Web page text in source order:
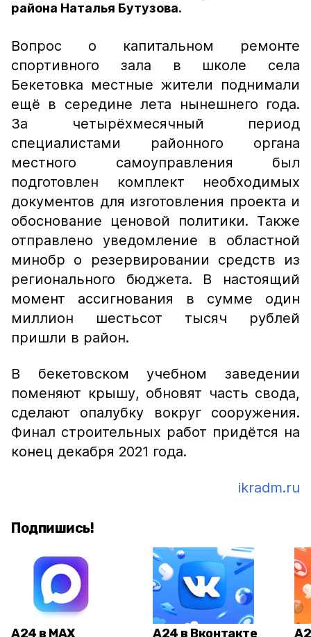
района Наталья Бутузова.
Вопрос о капитальном ремонте
спортивного зала в школе села
Бекетовка местные жители поднимали
ещё в середине лета нынешнего года.
За четырёхмесячный период
специалистами районного органа
местного самоуправления был
подготовлен комплект необходимых
документов для изготовления проекта и
обоснование ценовой политики. Также
отправлено уведомление в областной
минобр о резервировании средств из
регионального бюджета. В настоящий
момент ассигнования в сумме один
миллион шестьсот тысяч рублей
пришли в район.
В бекетовском учебном заведении
поменяют крышу, обновят часть свода,
сделают опалубку вокруг сооружения.
Финал строительных работ придётся на
конец декабря 2021 года.
ikradm.ru
Подпишись!
А24 в MAX А24 в Вконтакте